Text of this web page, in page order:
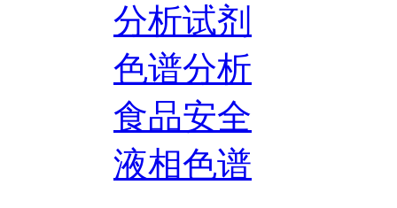
分析试剂
色谱分析
食品安全
液相色谱